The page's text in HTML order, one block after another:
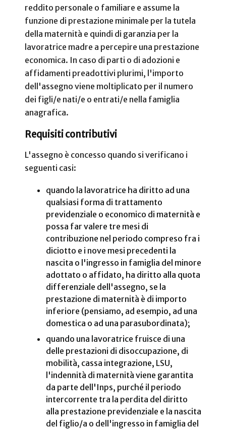
reddito personale o familiare e assume la
funzione di prestazione minimale per la tutela
della maternità e quindi di garanzia per la
lavoratrice madre a percepire una prestazione
economica. In caso di parti o di adozioni e
affidamenti preadottivi plurimi, l'importo
dell'assegno viene moltiplicato per il numero
dei figli/e nati/e o entrati/e nella famiglia
anagrafica.
Requisiti contributivi
L'assegno è concesso quando si verificano i
seguenti casi:
quando la lavoratrice ha diritto ad una
qualsiasi forma di trattamento
previdenziale o economico di maternità e
possa far valere tre mesi di
contribuzione nel periodo compreso fra i
diciotto e i nove mesi precedenti la
nascita o l'ingresso in famiglia del minore
adottato o affidato, ha diritto alla quota
differenziale dell'assegno, se la
prestazione di maternità è di importo
inferiore (pensiamo, ad esempio, ad una
domestica o ad una parasubordinata);
quando una lavoratrice fruisce di una
delle prestazioni di disoccupazione, di
mobilità, cassa integrazione, LSU,
l'indennità di maternità viene garantita
da parte dell'Inps, purché il periodo
intercorrente tra la perdita del diritto
alla prestazione previdenziale e la nascita
del figlio/a o dell'ingresso in famiglia del